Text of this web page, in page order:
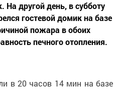
На другой день, в субботу
гостевой домик на базе
пожара в обоих
печного отопления.
в 20 часов 14 мин на базе